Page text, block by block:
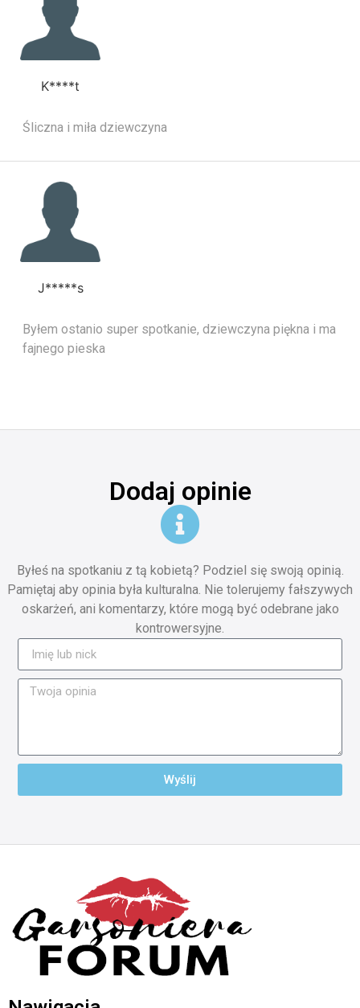
K****t
Śliczna i miła dziewczyna
J*****s
Byłem ostanio super spotkanie, dziewczyna piękna i ma
fajnego pieska
Dodaj opinie
Byłeś na spotkaniu z tą kobietą? Podziel się swoją opinią.
Pamiętaj aby opinia była kulturalna. Nie tolerujemy fałszywych
oskarżeń, ani komentarzy, które mogą być odebrane jako
kontrowersyjne.
Wyślij